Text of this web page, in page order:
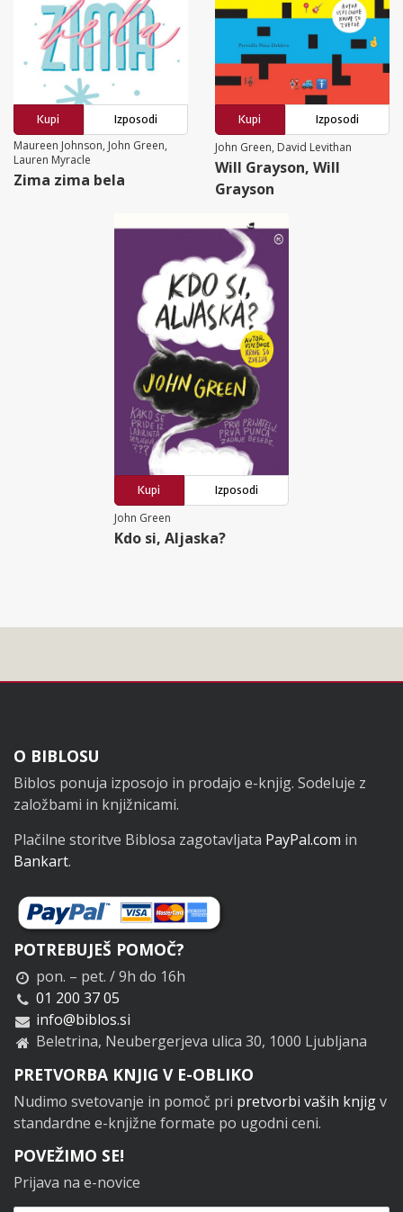
Kupi
Izposodi
Maureen Johnson, John Green,
Lauren Myracle
Zima zima bela
Kupi
Izposodi
John Green, David Levithan
Will Grayson, Will
Grayson
Kupi
Izposodi
John Green
Kdo si, Aljaska?
Noga
O BIBLOSU
Biblos ponuja izposojo in prodajo e-knjig. Sodeluje z
založbami in knjižnicami.
Plačilne storitve Biblosa zagotavljata PayPal.com in
Bankart.
POTREBUJEŠ POMOČ?
pon. – pet. / 9h do 16h
01 200 37 05
info@biblos.si
Beletrina, Neubergerjeva ulica 30, 1000 Ljubljana
PRETVORBA KNJIG V E-OBLIKO
Nudimo svetovanje in pomoč pri pretvorbi vaših knjigv
standardne e-knjižne formate po ugodni ceni.
POVEŽIMO SE!
Prijava na e-novice